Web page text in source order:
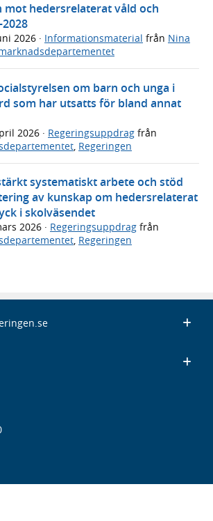
mot hedersrelaterat våld och
2026 · Informationsmaterial från Nina
om barn och unga i
som har utsatts för bland annat
2026 · Regeringsuppdrag från
Regeringen
systematiskt arbete och stöd
av kunskap om hedersrelaterat
i skolväsendet
2026 · Regeringsuppdrag från
, Regeringen